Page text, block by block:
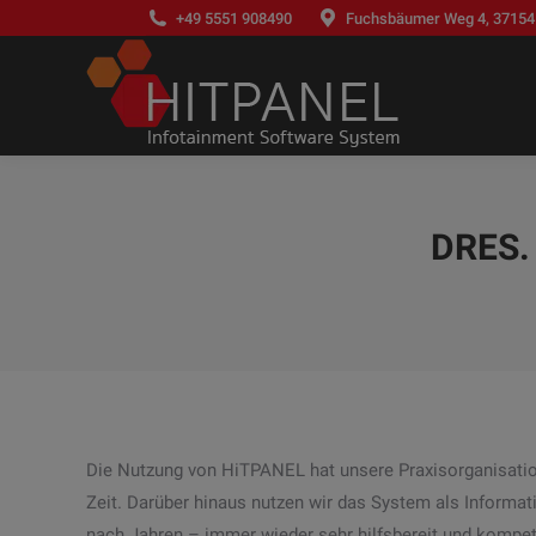
+49 5551 908490 Fuchsbäumer Weg 4,
Die Nutzung von HiTPANEL hat unsere
Zeit. Darüber hinaus nutzen wir das System als